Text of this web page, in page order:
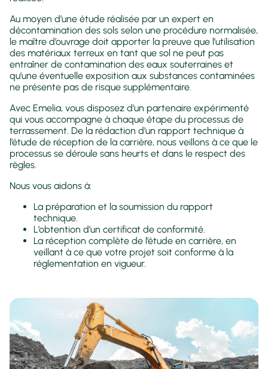
Au moyen d’une étude réalisée par un expert en
décontamination des sols selon une procédure normalisée,
le maître d’ouvrage doit apporter la preuve que l’utilisation
des matériaux terreux en tant que sol ne peut pas
entraîner de contamination des eaux souterraines et
qu’une éventuelle exposition aux substances contaminées
ne présente pas de risque supplémentaire.
Avec Emelia, vous disposez d’un partenaire expérimenté
qui vous accompagne à chaque étape du processus de
terrassement. De la rédaction d’un rapport technique à
l’étude de réception de la carrière, nous veillons à ce que le
processus se déroule sans heurts et dans le respect des
règles.
Nous vous aidons à:
La préparation et la soumission du rapport
technique.
L’obtention d’un certificat de conformité.
La réception complète de l’étude en carrière, en
veillant à ce que votre projet soit conforme à la
réglementation en vigueur.